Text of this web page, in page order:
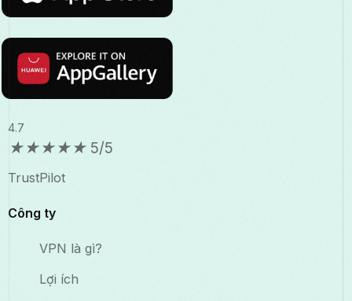
4.7
★★★★★ 5/5
TrustPilot
Công ty
VPN là gì?
Lợi ích